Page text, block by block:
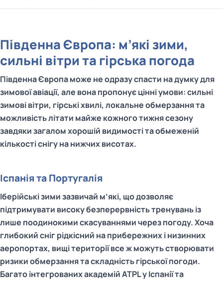
Південна Європа: м’які зими,
сильні вітри та гірська погода
Південна Європа може не одразу спасти на думку для
зимової авіації, але вона пропонує цінні умови: сильні
зимові вітри, гірські хвилі, локальне обмерзання та
можливість літати майже кожного тижня сезону
завдяки загалом хорошій видимості та обмеженій
кількості снігу на нижчих висотах.
Іспанія та Португалія
Іберійські зими зазвичай м’які, що дозволяє
підтримувати високу безперервність тренувань із
лише поодинокими скасуваннями через погоду. Хоча
глибокий сніг рідкісний на прибережних і низинних
аеропортах, вищі території все ж можуть створювати
ризики обмерзання та складність гірської погоди.
Багато інтегрованих академій ATPL у Іспанії та